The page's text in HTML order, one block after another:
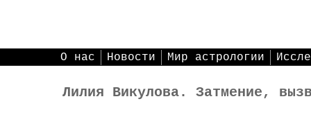
О нас Новости Мир астрологии
Лилия Викулова. Затмение,